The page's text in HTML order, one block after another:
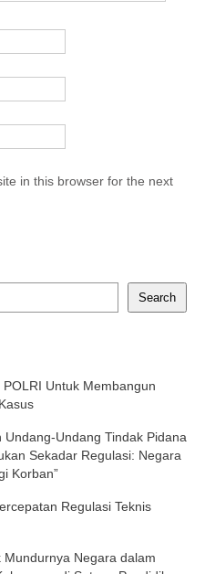
in this browser for the next
Search
Untuk Membangun
Undang-Undang Tindak Pidana
Sekadar Regulasi: Negara
Korban”
Regulasi Teknis
Negara dalam